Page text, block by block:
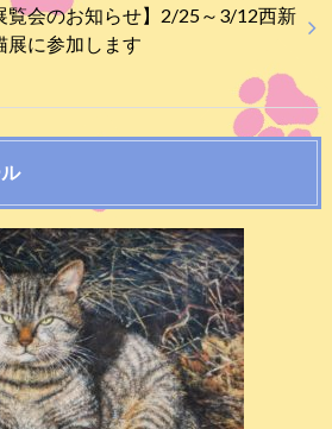
覧会のお知らせ】2/25～3/12西新
展に参加します